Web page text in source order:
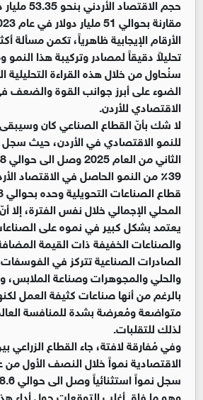
الأرقام الإيجابية ظاهرياً، تكمن مسألة
تحليلاً دقيقاً لمصادر وتركيبة هذا
سنُحاول من خلال هذه القراءة
الضوء على أبرز جوانب القوة والضعف
الاقتصادي للأردن.
لا شك بأنّ القطاع الصناعي كان
للنمو الاقتصادي في الأردن، حيث سجل
39٪ من النمو الحاصل في الاقتصاد
المحلي الإجمالي خلال نفس الفترة، إلا
يعتمد بشكل كبير في نموه على
والصناعات الخفيفة ذات القيمة
الصادرات الصناعية تتركز في
والحلي والمجوهرات وصناعة الملابس،
بالرغم من أنها صناعات كثيفة العمل
متواضعة ومُعرضة بشدة للمنافسة
لذلك للتقلبات.
وفي مُفارقة لافتة، جاء القطاع الزراعي
وهو ما فاق أغلب التوقعات حول أداء